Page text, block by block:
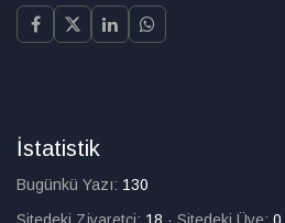
İstatistik
Bugünkü Yazı: 130